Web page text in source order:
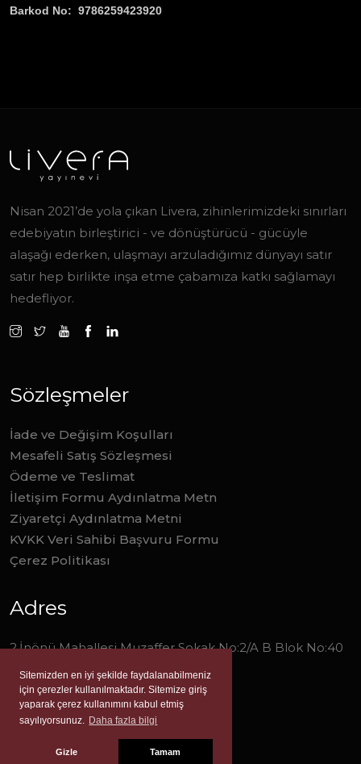
Sitemizden en iyi şekilde faydalanabilmeniz
için çerezler kullanılmaktadır. Sitemize giriş
yaparak çerez kullanımını kabul etmiş
sayılıyorsunuz. Daha fazla bilgi
Gizle Tamam
Barkod No: 9786259423920
Nisan 2021’de yola çıkan Livera, zihinlerimizdeki sınırları
edebiyatın birleştirici - ve dönüştürücü - gücüyle
alaşağı ederken, ulaşmayı arzuladığımız dünyayı satır
satır hep birlikte inşa etme çabamıza katkı sağlamayı
hedefliyor.
Sözleşmeler
İade ve Değişim Koşulları
Mesafeli Satış Sözleşmesi
Ödeme ve Teslimat
İletişim Formu Aydınlatma Metn
Ziyaretçi Aydınlatma Metni
KVKK Veri Sahibi Başvuru Formu
Çerez Politikası
Adres
2.İnönü Mahallesi Muzaffer Sokak No:2/A B Blok No:40
Narlıdere/İzmir
0 (232) 277 0 278
info@liverayayinevi.com